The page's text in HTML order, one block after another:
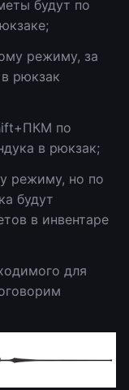
будут по
режиму, за
рюкзак
по
в рюкзак;
режиму, но по
будут
в инвентаре
для